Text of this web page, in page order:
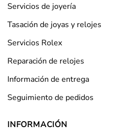
Servicios de joyería
Tasación de joyas y relojes
Servicios Rolex
Reparación de relojes
Información de entrega
Seguimiento de pedidos
INFORMACIÓN